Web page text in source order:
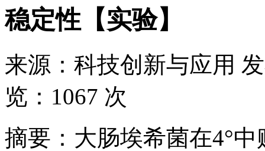
稳定性【实验】
来源： 科技创新与应用
览： 1067 次
摘要：大肠埃希菌在4°